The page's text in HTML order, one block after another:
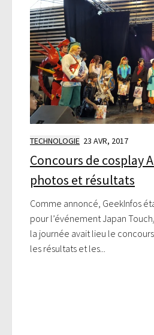
TECHNOLOGIE 23 AVR, 2017
Concours de cosplay
photos et résultats
Comme annoncé, GeekInfos
pour l’événement Japan
la journée avait lieu le
les résultats et les...